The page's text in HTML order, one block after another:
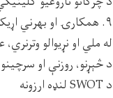
۹. همکارۍ او بهرني اړیکې
له ملي او نړیوالو
د څېړنو، روزنې او
د SWOT لنډه ارزونه